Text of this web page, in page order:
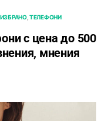
ИЗБРАНО ТЕЛЕФОНИ
с ценa до 500
мнения